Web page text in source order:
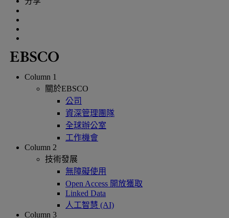
Column 1
關於EBSCO
公司
資深管理團隊
全球辦公室
工作機會
Column 2
技術發展
無障礙使用
Open Access 開放獲取
Linked Data
人工智慧 (AI)
Column 3